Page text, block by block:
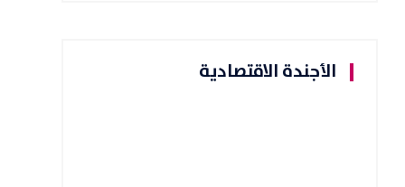
الأجندة الاقتصادية